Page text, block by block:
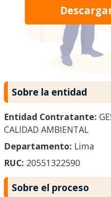
Sobre la entidad
Entidad Contratante:
CALIDAD AMBIENTAL
Departamento: Lima
RUC: 20551322590
Sobre el proceso